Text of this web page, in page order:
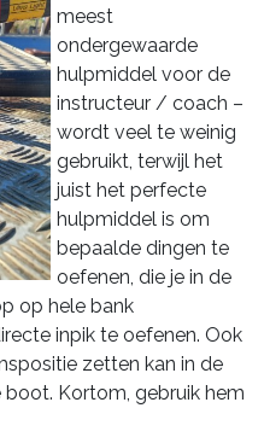
meest
ondergewaarde
hulpmiddel voor de
instructeur / coach –
wordt veel te weinig
gebruikt, terwijl het
juist het perfecte
hulpmiddel is om
bepaalde dingen te
oefenen, die je in de
op hele bank
inpik te oefenen. Ook
zetten kan in de
boot. Kortom, gebruik hem